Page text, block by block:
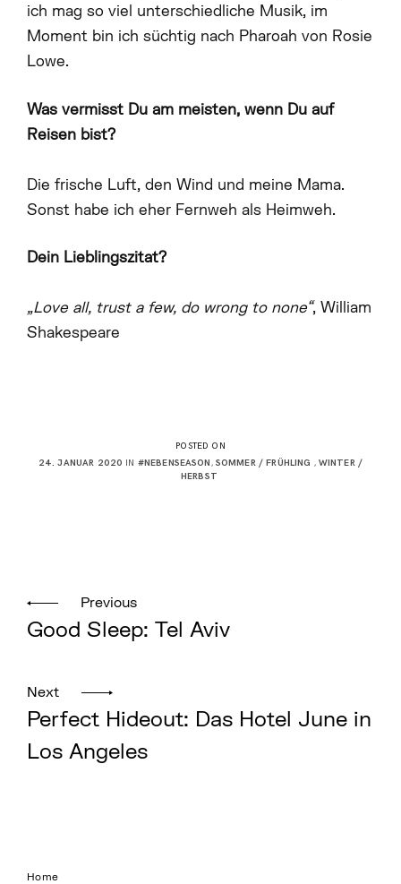
POSTED ON
24. JANUAR 2020 IN #NEBENSEASON, SOMMER / FRÜHLING , WINTER /
HERBST
J
A
H
S
L
Previous
Good Sleep: Tel Aviv
Next
Perfect Hideout: Das Hotel June in
Los Angeles
ich mag so viel unterschiedliche Musik, im
Moment bin ich süchtig nach Pharoah von Rosie
Lowe.
Was vermisst Du am meisten, wenn Du auf
Reisen bist?
Die frische Luft, den Wind und meine Mama.
Sonst habe ich eher Fernweh als Heimweh.
Dein Lieblingszitat?
„Love all, trust a few, do wrong to none“, William
Shakespeare
Home